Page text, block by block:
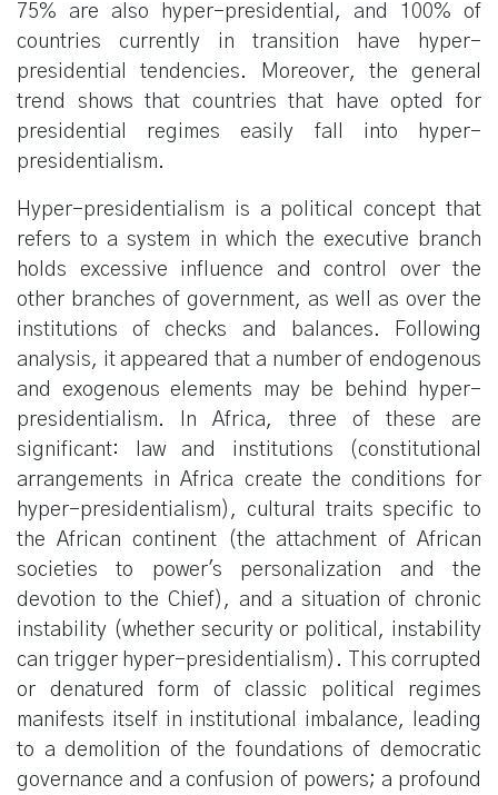
75% are also hyper-presidential, and 100% of
countries currently in transition have hyper-
presidential tendencies. Moreover, the general
trend shows that countries that have opted for
presidential regimes easily fall into hyper-
presidentialism.
Hyper-presidentialism is a political concept that
refers to a system in which the executive branch
holds excessive influence and control over the
other branches of government, as well as over the
institutions of checks and balances. Following
analysis, it appeared that a number of endogenous
and exogenous elements may be behind hyper-
presidentialism. In Africa, three of these are
significant: law and institutions (constitutional
arrangements in Africa create the conditions for
hyper-presidentialism), cultural traits specific to
the African continent (the attachment of African
societies to power's personalization and the
devotion to the Chief), and a situation of chronic
instability (whether security or political, instability
can trigger hyper-presidentialism). This corrupted
or denatured form of classic political regimes
manifests itself in institutional imbalance, leading
to a demolition of the foundations of democratic
governance and a confusion of powers; a profound